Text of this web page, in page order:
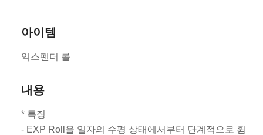
아이템
익스펜더 롤
내용
* 특징
- EXP Roll을 일자의 수평 상태에서부터 단계적으로 휨